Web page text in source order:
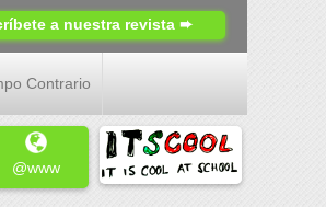
a nuestra revista ➨
Contrario
@www